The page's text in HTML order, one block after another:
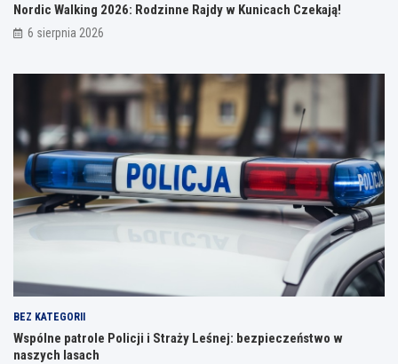
Nordic Walking 2026: Rodzinne Rajdy w Kunicach Czekają!
6 sierpnia 2026
BEZ KATEGORII
Wspólne patrole Policji i Straży Leśnej: bezpieczeństwo w
naszych lasach